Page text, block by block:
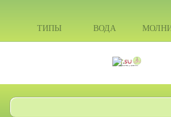
ТИПЫ ВОДА